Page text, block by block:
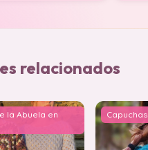
relacionados
la Abuela en
Capuchas